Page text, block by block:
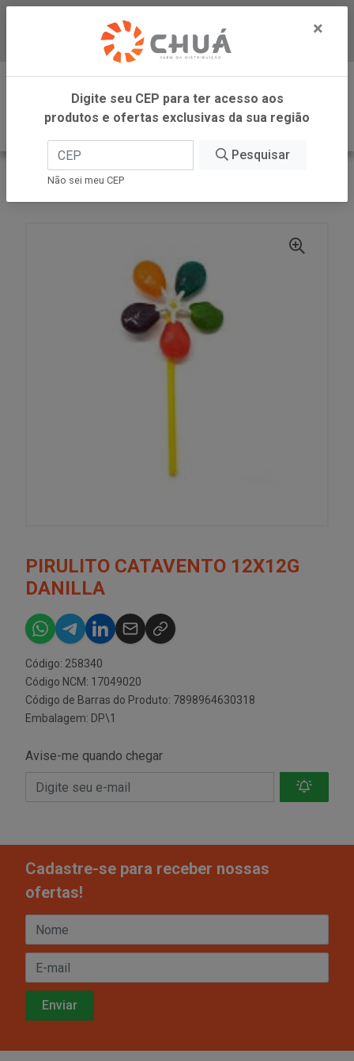
Baixe já nosso APP
0
INÍCIO
DANILLA FOODS
PIRULITO CATAVENTO 12X12G
DANILLA
Código: 258340
Código NCM: 17049020
Código de Barras do Produto: 7898964630318
Embalagem: DP\1
Avise-me quando chegar
Cadastre-se para receber nossas
ofertas!
×
Digite seu CEP para ter acesso aos
produtos e ofertas exclusivas da sua região
Pesquisar
Não sei meu CEP